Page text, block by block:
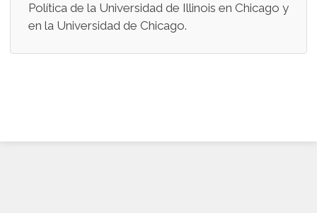
Política de la Universidad de Illinois en Chicago y
en la Universidad de Chicago.